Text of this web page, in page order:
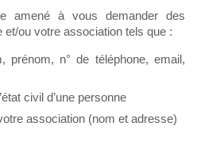
amené à vous demander des
ou votre association tels que :
prénom, n° de téléphone, email,
civil d’une personne
association (nom et adresse)